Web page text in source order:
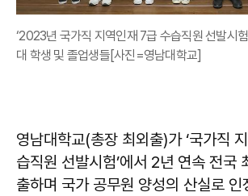
‘2023년 국가직 지역인재 7급 수습직원 선발시
대 학생 및 졸업생들[사진=영남대학교]
영남대학교(총장 최외출)가 ‘국가직
습직원 선발시험’에서 2년 연속 전국
출하며 국가 공무원 양성의 산실로 인